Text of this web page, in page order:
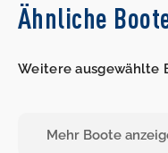
Ähnliche
Weitere ausgewählte
Mehr Boote